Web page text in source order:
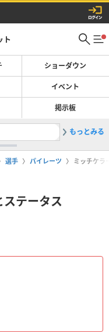
ト
ショーダウン
イベント
掲示板
2マイク
もっとみる
選手 パイレーツ ミッチケラ
ステータス